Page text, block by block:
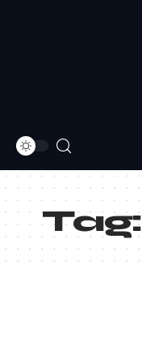
Tag: